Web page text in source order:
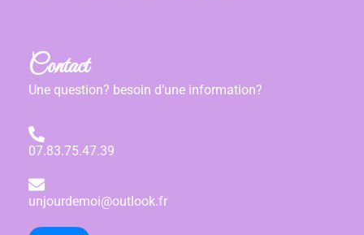
Contact
Une question? besoin d’une information?
07.83.75.47.39
unjourdemoi@outlook.fr